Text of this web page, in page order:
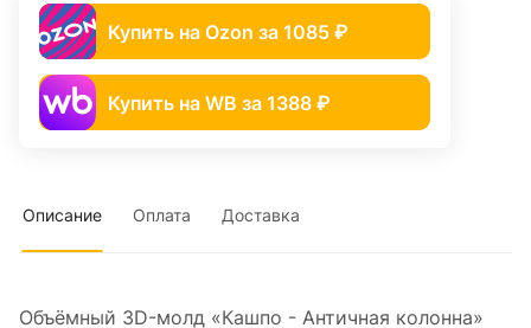
Купить на Ozon за 1085 ₽
Купить на WB за 1388 ₽
Описание Оплата Доставка
Объёмный 3D-молд «Кашпо - Античная колонна»